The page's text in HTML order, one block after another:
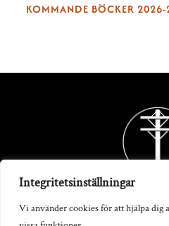
Integritetsinställningar
Vi använder cookies för att hjälpa dig
KOMMANDE BÖCKER 2026-
To